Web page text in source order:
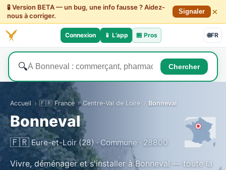
🧪 Version BETA — un bug, une info fausse ? Aidez-
nous à corriger.
Signaler ×
Connexion 📱 L’app 🏪 Pros 🌐FR
🔍 Chercher
Accueil › 🇫🇷 France › Centre-Val de Loire › Bonneval
Bonneval
🇫🇷Eure-et-Loir (28) · Commune · 28800
Vivre, déménager et s'installer à Bonneval — toute la